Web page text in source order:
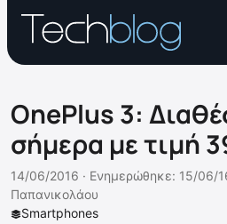
OnePlus 3:
σήμερα με τιμή
Smartphones
14/06/2016 · Ενημερώθηκε: 15/06/
Παπανικολάου